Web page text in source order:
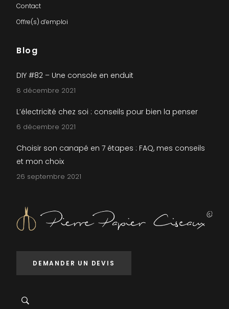
Contact
Offre(s) d’emploi
Blog
DIY #82 – Une console en enduit
8 décembre 2021
L’électricité chez soi : conseils pour bien la penser
6 décembre 2021
Choisir son canapé en 7 étapes : FAQ, mes conseils
et mon choix
26 septembre 2021
DEMANDER UN DEVIS